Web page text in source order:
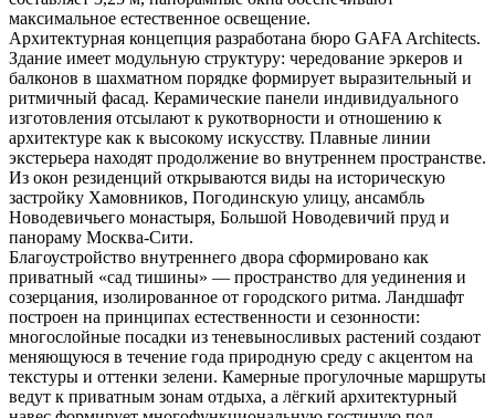
максимальное естественное освещение.
Архитектурная концепция разработана бюро GAFA Architects.
Здание имеет модульную структуру: чередование эркеров и
балконов в шахматном порядке формирует выразительный и
ритмичный фасад. Керамические панели индивидуального
изготовления отсылают к рукотворности и отношению к
архитектуре как к высокому искусству. Плавные линии
экстерьера находят продолжение во внутреннем пространстве.
Из окон резиденций открываются виды на историческую
застройку Хамовников, Погодинскую улицу, ансамбль
Новодевичьего монастыря, Большой Новодевичий пруд и
панораму Москва-Сити.
Благоустройство внутреннего двора сформировано как
приватный «сад тишины» — пространство для уединения и
созерцания, изолированное от городского ритма. Ландшафт
построен на принципах естественности и сезонности:
многослойные посадки из теневыносливых растений создают
меняющуюся в течение года природную среду с акцентом на
текстуры и оттенки зелени. Камерные прогулочные маршруты
ведут к приватным зонам отдыха, а лёгкий архитектурный